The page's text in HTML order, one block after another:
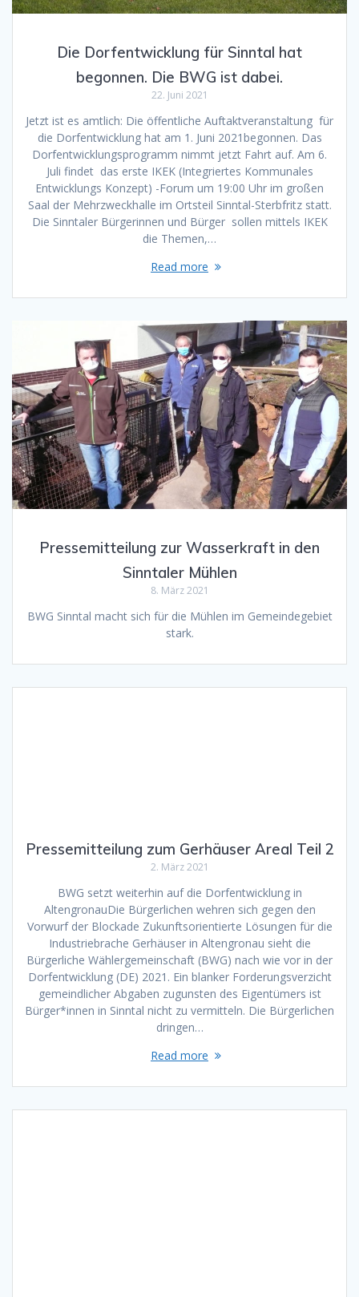
Die Dorfentwicklung für Sinntal hat
begonnen. Die BWG ist dabei.
22. Juni 2021
Jetzt ist es amtlich: Die öffentliche Auftaktveranstaltung für
die Dorfentwicklung hat am 1. Juni 2021begonnen. Das
Dorfentwicklungsprogramm nimmt jetzt Fahrt auf. Am 6.
Juli findet das erste IKEK (Integriertes Kommunales
Entwicklungs Konzept) -Forum um 19:00 Uhr im großen
Saal der Mehrzweckhalle im Ortsteil Sinntal-Sterbfritz statt.
Die Sinntaler Bürgerinnen und Bürger sollen mittels IKEK
die Themen,…
Read more
Pressemitteilung zur Wasserkraft in den
Sinntaler Mühlen
8. März 2021
BWG Sinntal macht sich für die Mühlen im Gemeindegebiet
stark.
Pressemitteilung zum Gerhäuser Areal Teil 2
2. März 2021
BWG setzt weiterhin auf die Dorfentwicklung in
AltengronauDie Bürgerlichen wehren sich gegen den
Vorwurf der Blockade Zukunftsorientierte Lösungen für die
Industriebrache Gerhäuser in Altengronau sieht die
Bürgerliche Wählergemeinschaft (BWG) nach wie vor in der
Dorfentwicklung (DE) 2021. Ein blanker Forderungsverzicht
gemeindlicher Abgaben zugunsten des Eigentümers ist
Bürger*innen in Sinntal nicht zu vermitteln. Die Bürgerlichen
dringen…
Read more